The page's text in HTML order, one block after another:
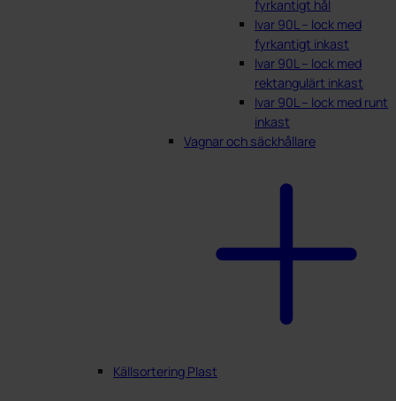
fyrkantigt hål
Ivar 90L – lock med
fyrkantigt inkast
Ivar 90L – lock med
rektangulärt inkast
Ivar 90L – lock med runt
inkast
Vagnar och säckhållare
Källsortering Plast